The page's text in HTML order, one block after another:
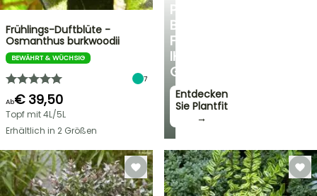
PERSÖNLICHE
BERATUNG
FÜR
IHREN
GARTEN
Entdecken
Sie Plantfit
→
Frühlings-Duftblüte -
Osmanthus burkwoodii
BEWÄHRT & WÜCHSIG
7
Ab€ 39,50
Topf mit 4L/5L
Erhältlich in 2 Größen